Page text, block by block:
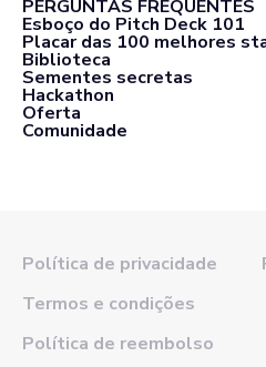
PERGUNTAS FREQUENTES
Esboço do Pitch Deck 101
Placar das 100 melhores
Biblioteca
Sementes secretas
Hackathon
Oferta
Comunidade
Política de privacidade
Termos e condições
Política de reembolso